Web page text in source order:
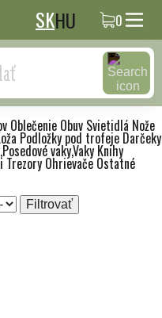
SKHU 0
Oblečenie Obuv Svietidlá Nože
Podložky pod trofeje Darčeky
vaky,Vaky Knihy
Trezory Ohrievače Ostatné
Filtrovať